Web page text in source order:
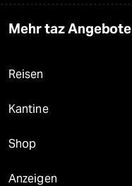
Mehr taz Angebote
Reisen
Kantine
Shop
Anzeigen